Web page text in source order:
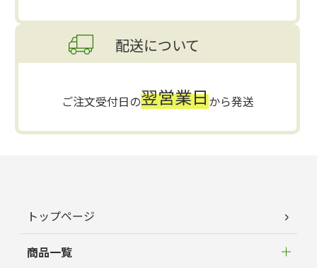
配送について
ご注文受付日の翌営業日から発送
トップページ
商品一覧